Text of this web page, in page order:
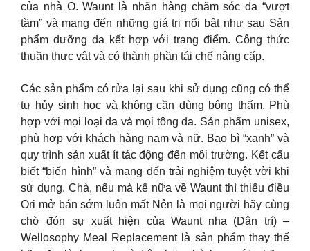
của nhà O. Waunt là nhãn hàng chăm sóc da “vượt
tầm” và mang đến những giá trị nổi bật như sau Sản
phẩm dưỡng da kết hợp với trang điểm. Công thức
thuần thực vật và có thành phần tái chế nâng cấp.
Các sản phẩm có rửa lại sau khi sử dụng cũng có thể
tự hủy sinh học và không cần dùng bông thấm. Phù
hợp với mọi loại da và mọi tông da. Sản phẩm unisex,
phù hợp với khách hàng nam và nữ. Bao bì “xanh” và
quy trình sản xuất ít tác động đến môi trường. Kết cấu
biết “biến hình” và mang đến trải nghiệm tuyệt vời khi
sử dụng. Chà, nếu mà kể nữa về Waunt thì thiếu điều
Ori mở bán sớm luôn mất Nên là mọi người hãy cùng
chờ đón sự xuất hiện của Waunt nha (Dân trí) –
Wellosophy Meal Replacement là sản phẩm thay thế